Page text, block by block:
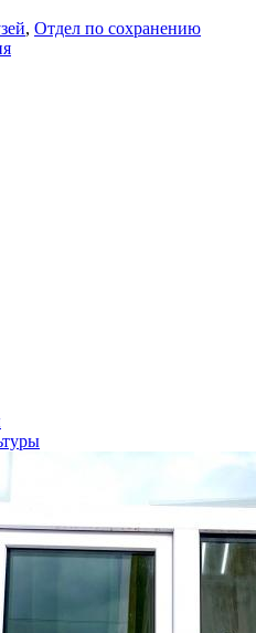
, Отдел по сохранению